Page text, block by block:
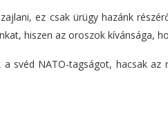
ez csak ürügy hazánk
hiszen az oroszok kívánsága,
svéd NATO-tagságot, hacsak